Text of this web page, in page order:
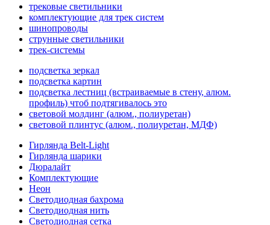
трековые светильники
комплектующие для трек систем
шинопроводы
струнные светильники
трек-системы
подсветка зеркал
подсветка картин
подсветка лестниц (встраиваемые в стену, алюм.
профиль) чтоб подтягивалось это
световой молдинг (алюм., полиуретан)
световой плинтус (алюм., полиуретан, МДФ)
Гирлянда Belt-Light
Гирлянда шарики
Дюралайт
Комплектующие
Неон
Светодиодная бахрома
Светодиодная нить
Светодиодная сетка